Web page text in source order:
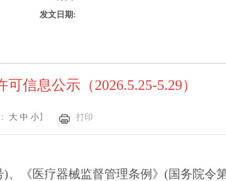
发文日期:
信息公示（2026.5.25-5.29）
大 中 小】 打印
)、《医疗器械监督管理条例》 (国务院令